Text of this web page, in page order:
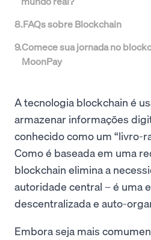
8.FAQs sobre Blockchain
9.Comece sua jornada no
MoonPay
A tecnologia blockchain é
armazenar informações
conhecido como um “livro-
Como é baseada em uma
blockchain elimina a
autoridade central – é uma
descentralizada e auto-
Embora seja mais